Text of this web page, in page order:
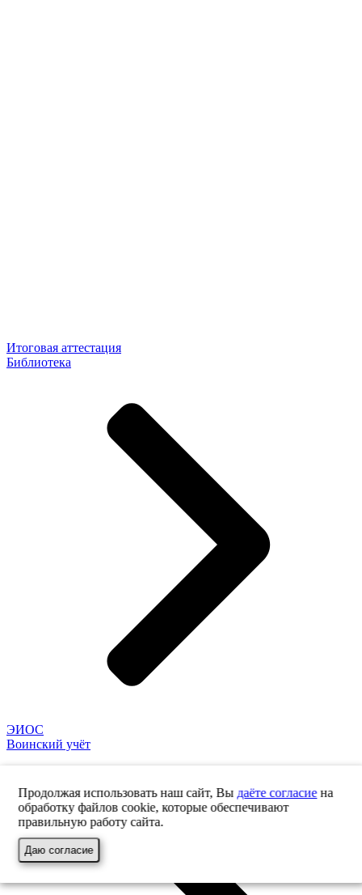
Итоговая аттестация
Библиотека
ЭИОС
Воинский учёт
Продолжая использовать наш сайт, Вы даёте согласиена
обработку файлов cookie, которые обеспечивают
правильную работу сайта.
Даю согласие